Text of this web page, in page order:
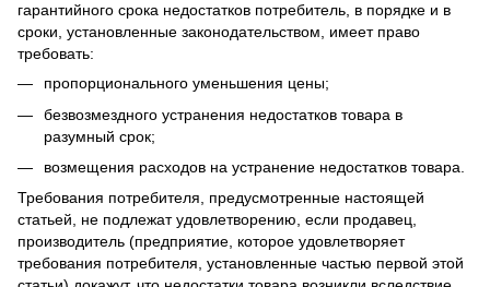
гарантийного срока недостатков потребитель, в порядке и в
сроки, установленные законодательством, имеет право
требовать:
пропорционального уменьшения цены;
безвозмездного устранения недостатков товара в
разумный срок;
возмещения расходов на устранение недостатков товара.
Требования потребителя, предусмотренные настоящей
статьей, не подлежат удовлетворению, если продавец,
производитель (предприятие, которое удовлетворяет
требования потребителя, установленные частью первой этой